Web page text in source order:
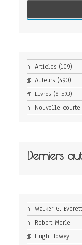
Articles (109)
Auteurs (490)
Livres (8 593)
Nouvelle courte
Derniers
Walker G. Everett
Robert Merle
Hugh Howey